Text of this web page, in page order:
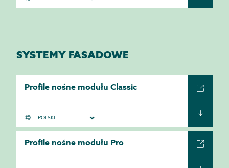
SYSTEMY FASADOWE
Profile nośne modułu Classic
Profile nośne modułu Pro